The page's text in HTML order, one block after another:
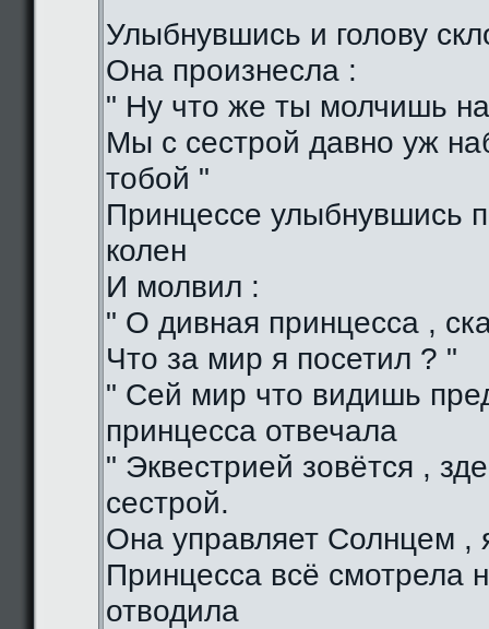
Улыбнувшись и голову
Она произнесла :
" Ну что же ты молчишь
Мы с сестрой давно уж
тобой "
Принцессе улыбнувшись
колен
И молвил :
" О дивная принцесса ,
Что за мир я посетил ? "
" Сей мир что видишь
принцесса отвечала
" Эквестрией зовётся ,
сестрой.
Она управляет Солнцем ,
Принцесса всё смотрела
отводила